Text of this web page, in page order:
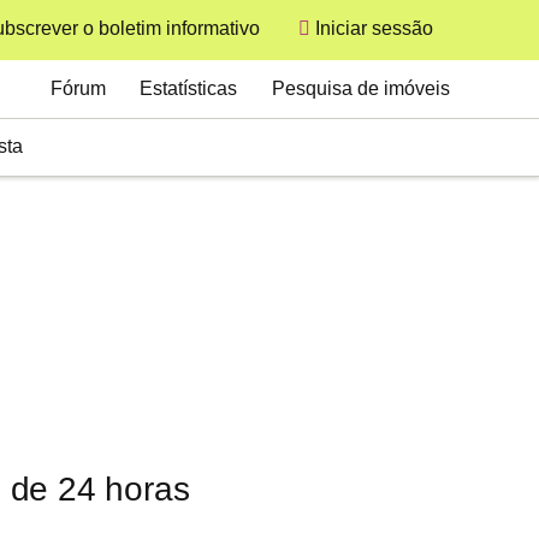
o boletim informativo
User
Iniciar sessão
Secondary
Fórum Estatísticas Pesquisa de imóveis
de 24 horas